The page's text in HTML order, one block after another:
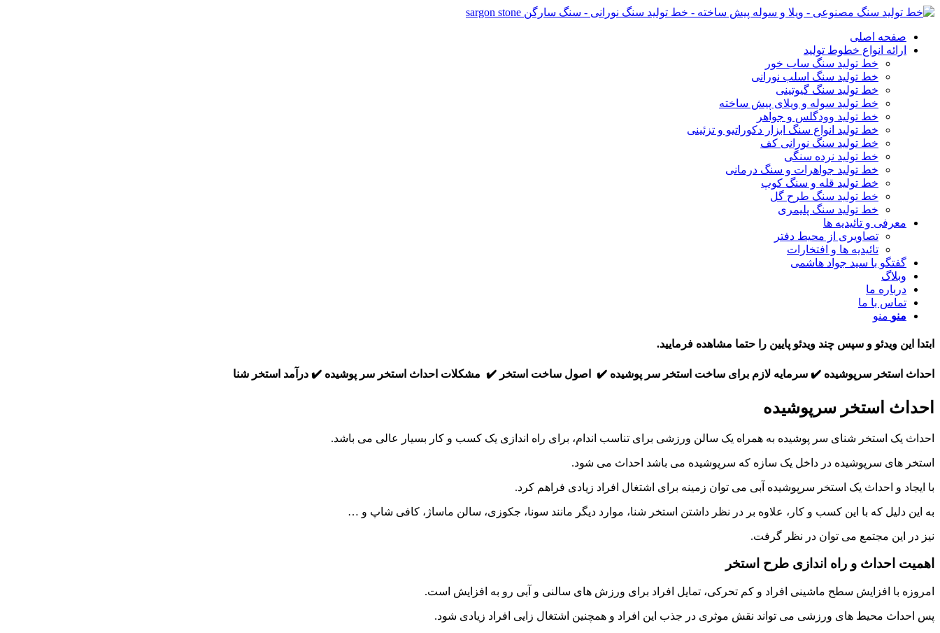
صفحه اصلی
ارائه انواع خطوط تولید
خط تولید سنگ ساب خور
خط تولید سنگ اسلب نورانی
خط تولید سنگ گیوتینی
خط تولید سوله و ویلای پیش ساخته
خط تولید وودگلس و جواهر
خط تولید انواع سنگ ابزار دکوراتیو و تزئینی
خط تولید سنگ نورانی کف
خط تولید نرده سنگی
خط تولید جواهرات و سنگ درمانی
خط تولید قله و سنگ کوپ
خط تولید سنگ طرح گل
خط تولید سنگ پلیمری
معرفی و تائیدیه ها
تصاویری از محیط دفتر
تائیدیه ها و افتخارات
گفتگو با سید جواد هاشمی
وبلاگ
درباره ما
تماس با ما
منو منو
ابتدا این ویدئو و سپس چند ویدئو پایین را حتما مشاهده فرمایید.
احداث استخر سرپوشیده ✔️ سرمایه لازم برای ساخت استخر سر پوشیده ✔️ اصول ساخت استخر ✔️ مشکلات احداث استخر سر پوشیده ✔️ درآمد استخر شنا
احداث استخر سرپوشیده
احداث یک استخر شنای سر پوشیده به همراه یک سالن ورزشی برای تناسب اندام، برای راه اندازی یک کسب و کار بسیار عالی می باشد.
استخر های سرپوشیده در داخل یک سازه که سرپوشیده می باشد احداث می شود.
با ایجاد و احداث یک استخر سرپوشیده آبی می توان زمینه برای اشتغال افراد زیادی فراهم کرد.
به این دلیل که با این کسب و کار، علاوه بر در نظر داشتن استخر شنا، موارد دیگر مانند سونا، جکوزی، سالن ماساژ، کافی شاپ و …
نیز در این مجتمع می توان در نظر گرفت.
اهمیت احداث و راه اندازی طرح استخر
امروزه با افزایش سطح ماشینی افراد و کم تحرکی، تمایل افراد برای ورزش های سالنی و آبی رو به افزایش است.
پس احداث محیط های ورزشی می تواند نقش موثری در جذب این افراد و همچنین اشتغال زایی افراد زیادی شود.